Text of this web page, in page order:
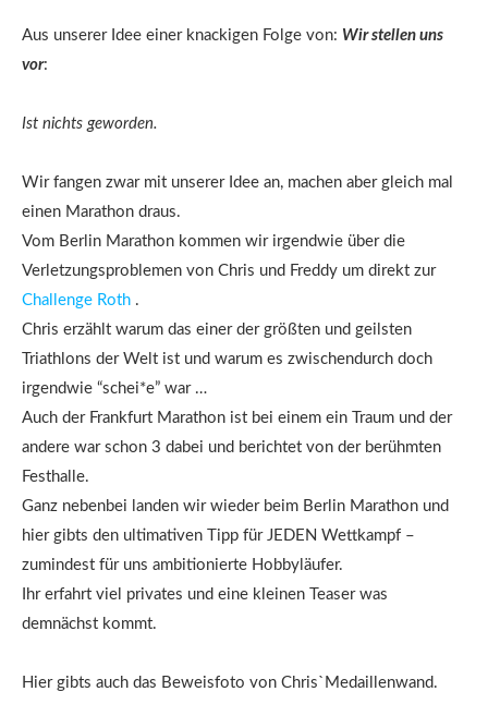
Aus unserer Idee einer knackigen Folge von: Wir stellen uns
vor:
Ist nichts geworden.
Wir fangen zwar mit unserer Idee an, machen aber gleich mal
einen Marathon draus.
Vom Berlin Marathon kommen wir irgendwie über die
Verletzungsproblemen von Chris und Freddy um direkt zur
Challenge Roth .
Chris erzählt warum das einer der größten und geilsten
Triathlons der Welt ist und warum es zwischendurch doch
irgendwie “schei*e” war …
Auch der Frankfurt Marathon ist bei einem ein Traum und der
andere war schon 3 dabei und berichtet von der berühmten
Festhalle.
Ganz nebenbei landen wir wieder beim Berlin Marathon und
hier gibts den ultimativen Tipp für JEDEN Wettkampf –
zumindest für uns ambitionierte Hobbyläufer.
Ihr erfahrt viel privates und eine kleinen Teaser was
demnächst kommt.
Hier gibts auch das Beweisfoto von Chris`Medaillenwand.